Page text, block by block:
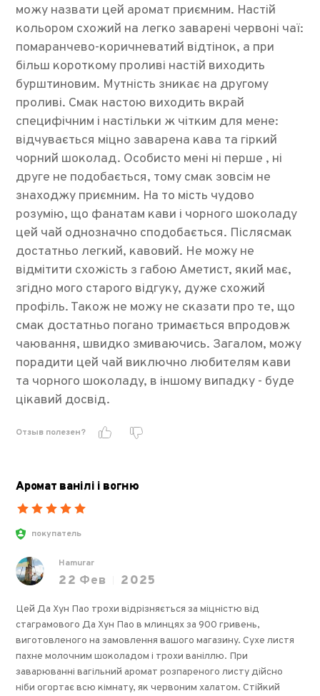
можу назвати цей аромат приємним. Настій
кольором схожий на легко заварені червоні чаї:
помаранчево-коричневатий відтінок, а при
більш короткому проливі настій виходить
бурштиновим. Мутність зникає на другому
проливі. Смак настою виходить вкрай
специфічним і настільки ж чітким для мене:
відчувається міцно заварена кава та гіркий
чорний шоколад. Особисто мені ні перше , ні
друге не подобається, тому смак зовсім не
знаходжу приємним. На то мість чудово
розумію, що фанатам кави і чорного шоколаду
цей чай однозначно сподобається. Післясмак
достатньо легкий, кавовий. Не можу не
відмітити схожість з габою Аметист, який має,
згідно мого старого відгуку, дуже схожий
профіль. Також не можу не сказати про те, що
смак достатньо погано тримається впродовж
чаювання, швидко змиваючись. Загалом, можу
порадити цей чай виключно любителям кави
та чорного шоколаду, в іншому випадку - буде
цікавий досвід.
Отзыв полезен?
Аромат ванілі і вогню
покупатель
Hamurar
22 Фев 2025
Цей Да Хун Пао трохи відрізняється за міцністю від
стаграмового Да Хун Пао в млинцях за 900 гривень,
виготовленого на замовлення вашого магазину. Сухе листя
пахне молочним шоколадом і трохи ваніллю. При
заварюванні вагільний аромат розпареного листу дійсно
ніби огортає всю кімнату, як червоним халатом. Стійкий